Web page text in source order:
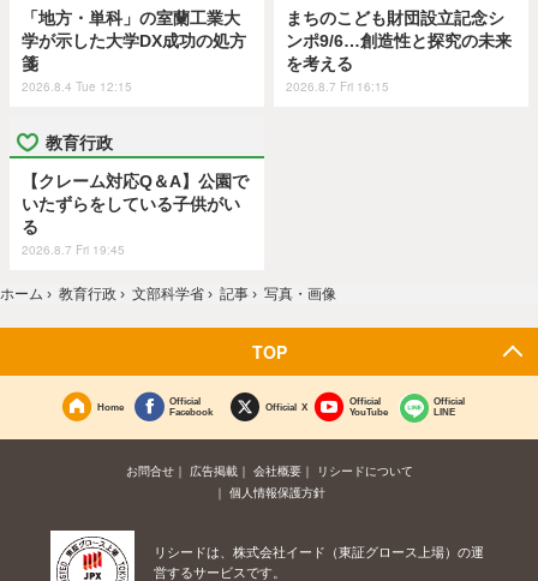
「地方・単科」の室蘭工業大
学が示した大学DX成功の処方
箋
2026.8.4 Tue 12:15
まちのこども財団設立記念シ
ンポ9/6…創造性と探究の未来
を考える
2026.8.7 Fri 16:15
教育行政
【クレーム対応Q＆A】公園で
いたずらをしている子供がい
る
2026.8.7 Fri 19:45
ホーム › 教育行政 › 文部科学省 › 記事 › 写真・画像
TOP
Home
Official
Facebook
Official X
Official
YouTube
Official
LINE
お問合せ 広告掲載 会社概要
リシードについて
個人情報保護方針
リシードは、株式会社イード（東証グロース上場）の運
営するサービスです。